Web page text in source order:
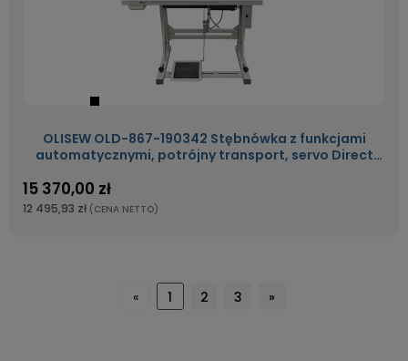
OLISEW OLD-867-190342 Stębnówka z funkcjami
automatycznymi, potrójny transport, servo Direct
15 370,00 zł
12 495,93 zł (CENA NETTO)
« 1 2 3 »